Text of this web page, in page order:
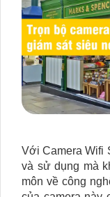
Với Camera Wifi
và sử dụng mà
môn về công